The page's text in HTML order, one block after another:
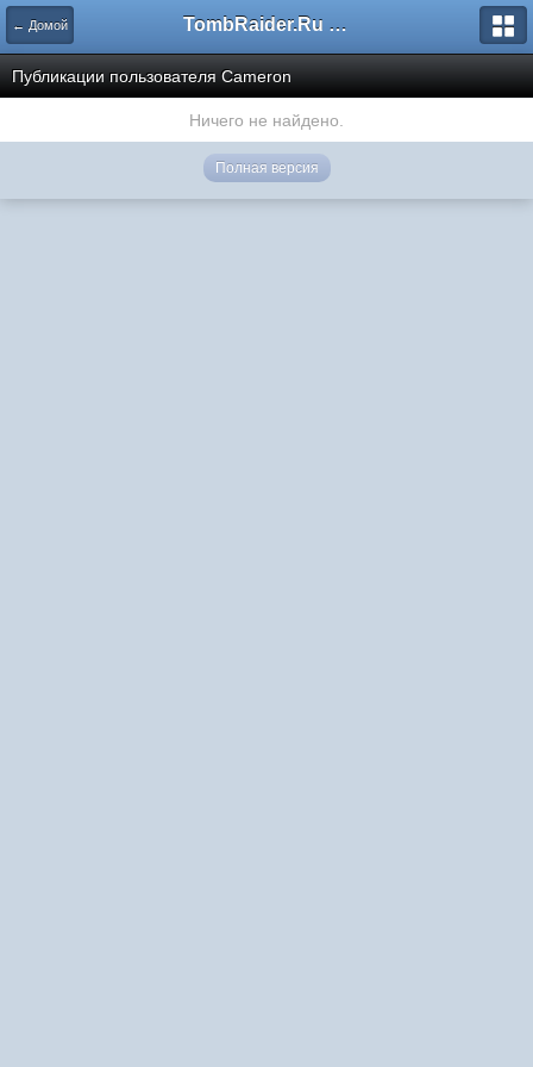
← Домой TombRaider.Ru - Форумы
Публикации пользователя Cameron
Ничего не найдено.
Полная версия